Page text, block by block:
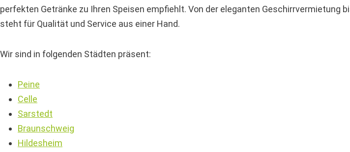
perfekten Getränke zu Ihren Speisen empfiehlt. Von der eleganten Geschirrvermietung
steht für Qualität und Service aus einer Hand.
Wir sind in folgenden Städten präsent:
Peine
Celle
Sarstedt
Braunschweig
Hildesheim